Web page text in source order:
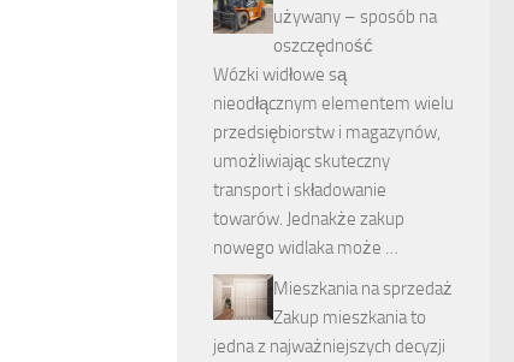
używany – sposób na
oszczędność
Wózki widłowe są
nieodłącznym elementem wielu
przedsiębiorstw i magazynów,
umożliwiając skuteczny
transport i składowanie
towarów. Jednakże zakup
nowego widlaka może …
Mieszkania na sprzedaż
Zakup mieszkania to
jedna z najważniejszych decyzji